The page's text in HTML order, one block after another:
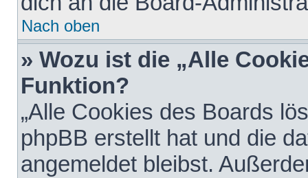
Nach oben
» Wozu ist die „Alle
Funktion?
„Alle Cookies des Boards
phpBB erstellt hat und die
angemeldet bleibst.